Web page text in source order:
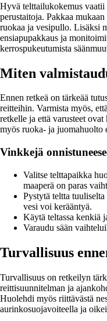
Hyvä telttailukokemus
perustaitoja. Pakkaa
ruokaa ja vesipullo. Lisäksi
ensiapupakkaus ja
kerrospukeutumista
Miten
Ennen retkeä on tärkeää
reitteihin. Varmista myös,
retkelle ja että varusteet
myös ruoka- ja juomahuolto
Vinkkejä
Valitse telttapaikka
maaperä on paras
Pystytä teltta
vesi voi kerääntyä.
Käytä teltassa kenkiä
Varaudu sään
Turvallisuus
Turvallisuus on retkeilyn
reittisuunnitelman ja
Huolehdi myös riittävästä
aurinkosuojavoiteella ja